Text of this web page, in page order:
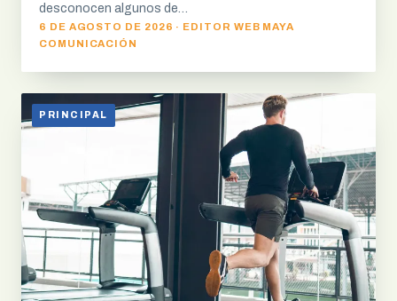
desconocen algunos de…
6 DE AGOSTO DE 2026 · EDITOR WEB MAYA
COMUNICACIÓN
PRINCIPAL